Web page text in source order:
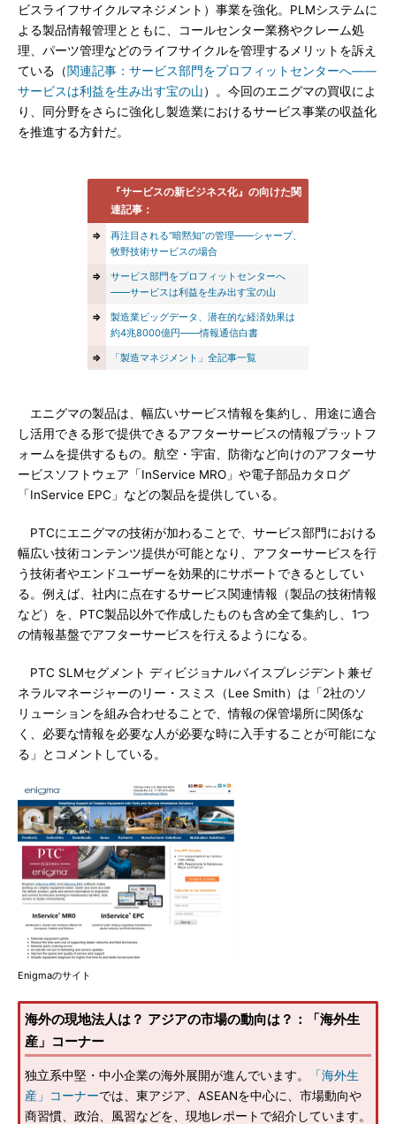
ビスライフサイクルマネジメント）事業を強化。PLMシステムに
よる製品情報管理とともに、コールセンター業務やクレーム処
理、パーツ管理などのライフサイクルを管理するメリットを訴え
ている（関連記事：サービス部門をプロフィットセンターへ――
サービスは利益を生み出す宝の山）。今回のエニグマの買収によ
り、同分野をさらに強化し製造業におけるサービス事業の収益化
を推進する方針だ。
『サービスの新ビジネス化』の向けた関
連記事：
⇒
再注目される“暗黙知”の管理――シャープ、
牧野技術サービスの場合
⇒
サービス部門をプロフィットセンターへ
――サービスは利益を生み出す宝の山
⇒
製造業ビッグデータ、潜在的な経済効果は
約4兆8000億円――情報通信白書
⇒
「製造マネジメント」全記事一覧
エニグマの製品は、幅広いサービス情報を集約し、用途に適合
し活用できる形で提供できるアフターサービスの情報プラットフ
ォームを提供するもの。航空・宇宙、防衛など向けのアフターサ
ービスソフトウェア「InService MRO」や電子部品カタログ
「InService EPC」などの製品を提供している。
PTCにエニグマの技術が加わることで、サービス部門における
幅広い技術コンテンツ提供が可能となり、アフターサービスを行
う技術者やエンドユーザーを効果的にサポートできるとしてい
る。例えば、社内に点在するサービス関連情報（製品の技術情報
など）を、PTC製品以外で作成したものも含め全て集約し、1つ
の情報基盤でアフターサービスを行えるようになる。
PTC SLMセグメント ディビジョナルバイスプレジデント兼ゼ
ネラルマネージャーのリー・スミス（Lee Smith）は「2社のソ
リューションを組み合わせることで、情報の保管場所に関係な
く、必要な情報を必要な人が必要な時に入手することが可能にな
る」とコメントしている。
Enigmaのサイト
海外の現地法人は？ アジアの市場の動向は？：「海外生
産」コーナー
独立系中堅・中小企業の海外展開が進んでいます。
「海外生
産」コーナーでは、東アジア、ASEANを中心に、市場動向や
商習慣、政治、風習などを、現地レポートで紹介しています。